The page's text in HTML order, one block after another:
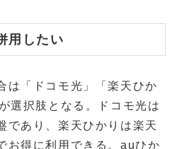
用したい
は「ドコモ光」「楽天ひか
選択肢となる。ドコモ光は
であり、楽天ひかりは楽天
お得に利用できる。auひか